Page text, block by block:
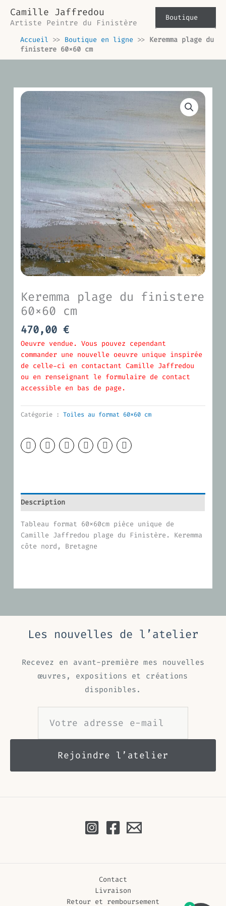
contenu
Camille Jaffredou
Artiste Peintre du Finistère
Boutique
Accueil >> Boutique en ligne >> Keremma plage du
finistere 60×60 cm
Keremma plage du finistere
60×60 cm
470,00€
Oeuvre vendue. Vous pouvez cependant
commander une nouvelle oeuvre unique inspirée
de celle-ci en contactant Camille Jaffredou
ou en renseignant le formulaire de contact
accessible en bas de page.
Catégorie :Toiles au format 60x60 cm
Description
Tableau format 60x60cm pièce unique de
Camille Jaffredou plage du Finistère. Keremma
côte nord, Bretagne
Les nouvelles de l’atelier
Recevez en avant-première mes nouvelles
œuvres, expositions et créations
disponibles.
Contact
Livraison
Retour et remboursement